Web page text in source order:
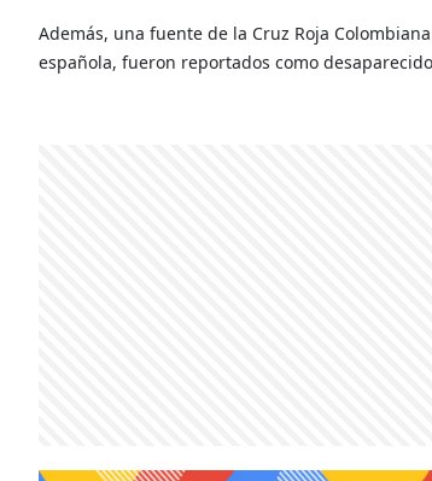
Además, una fuente de la Cruz Roja
española, fueron reportados como